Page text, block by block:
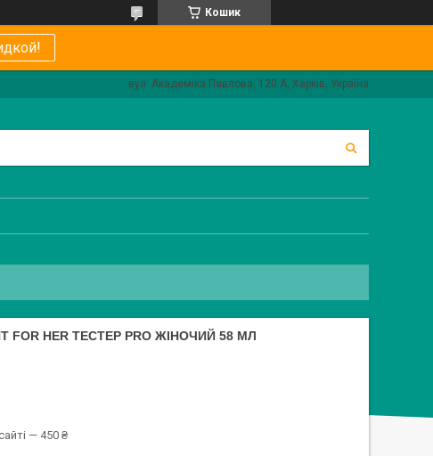
Кошик
вул. Академіка Павлова, 120 А, Харків, Україна
FOR HER ТЕСТЕР PRO ЖІНОЧИЙ 58 МЛ
— 450 ₴